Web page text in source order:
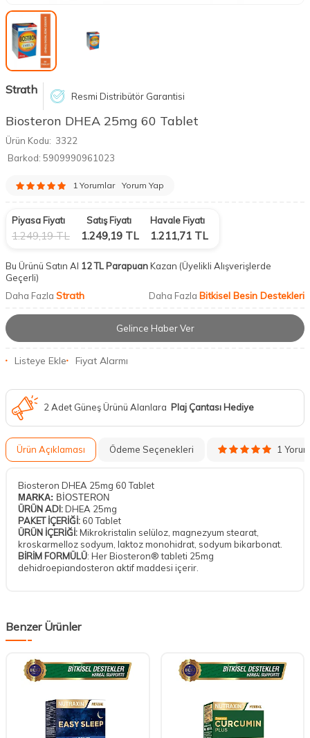
Strath Resmi Distribütör Garantisi
Biosteron DHEA 25mg 60 Tablet
Ürün Kodu: 3322
Barkod: 5909990961023
1 Yorumlar Yorum Yap
Piyasa Fiyatı
1.249,19TL
Satış Fiyatı
1.249,19 TL
Havale Fiyatı
1.211,71 TL
Bu Ürünü Satın Al 12 TL ParapuanKazan (Üyelikli Alışverişlerde
Geçerli)
Daha Fazla Strath Daha Fazla Bitkisel Besin Destekleri
Gelince Haber Ver
Listeye Ekle Fiyat Alarmı
2 Adet Güneş Ürünü Alanlara Plaj Çantası Hediye
Ürün Açıklaması Ödeme Seçenekleri 1 Yorum
Biosteron DHEA 25mg 60 Tablet
MARKA: BİOSTERON
ÜRÜN ADI:DHEA 25mg
PAKET İÇERİĞİ: 60 Tablet
ÜRÜN İÇERİĞİ:Mikrokristalin selüloz, magnezyum stearat,
kroskarmelloz sodyum, laktoz monohidrat, sodyum bikarbonat.
BİRİM FORMÜLÜ: Her Biosteron® tableti 25mg
dehidroepiandosteron aktif maddesi içerir.
Benzer Ürünler